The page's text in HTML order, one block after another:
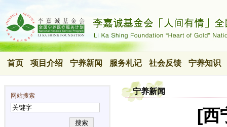
首页 项目介绍 宁养新闻 服务札记 社会反馈 宁养知识
网站搜索
搜索
宁养新闻
[西